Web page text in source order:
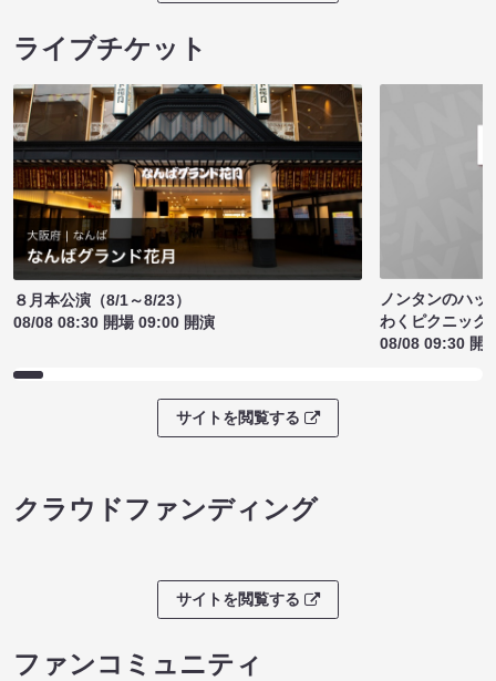
ライブチケット
８月本公演（8/1～8/23）
08/08 08:30 開場 09:00 開演
ノンタンのハッ
わくピクニック
08/08 09:30 開
サイトを閲覧する
クラウドファンディング
サイトを閲覧する
ファンコミュニティ